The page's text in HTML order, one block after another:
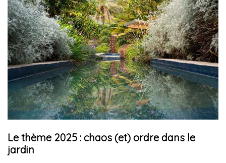
Le thème 2025 : chaos (et) ordre dans le
jardin